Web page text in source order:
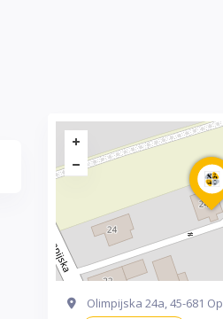
Olimpijska 24a, 45-681